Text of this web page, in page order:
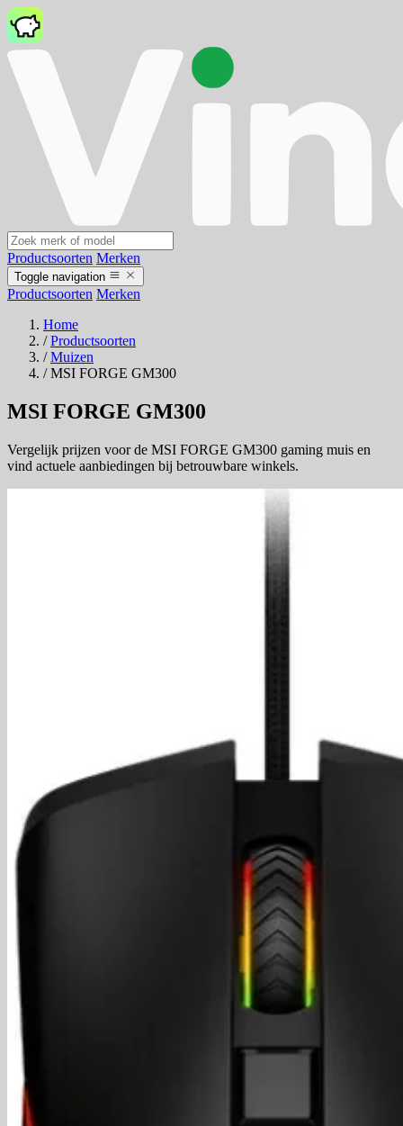
Productsoorten Merken
Toggle navigation
Productsoorten Merken
Home
/ Productsoorten
/ Muizen
/ MSI FORGE GM300
MSI FORGE GM300
Vergelijk prijzen voor de MSI FORGE GM300 gaming muis en
vind actuele aanbiedingen bij betrouwbare winkels.